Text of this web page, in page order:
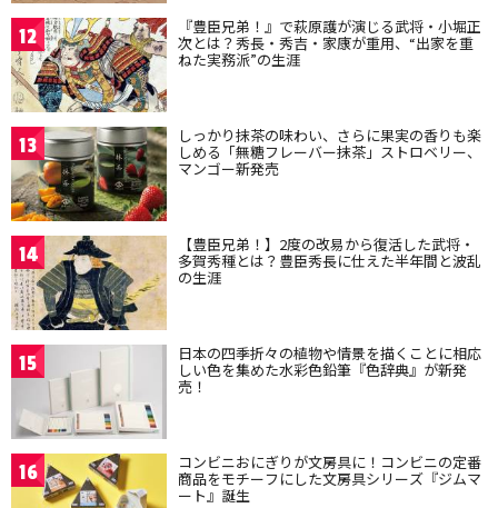
12 『豊臣兄弟！』で萩原護が演じる武将・小堀正
次とは？秀長・秀吉・家康が重用、“出家を重
ねた実務派”の生涯
13 しっかり抹茶の味わい、さらに果実の香りも楽
しめる「無糖フレーバー抹茶」ストロベリー、
マンゴー新発売
14 【豊臣兄弟！】2度の改易から復活した武将・
多賀秀種とは？豊臣秀長に仕えた半年間と波乱
の生涯
15 日本の四季折々の植物や情景を描くことに相応
しい色を集めた水彩色鉛筆『色辞典』が新発
売！
16 コンビニおにぎりが文房具に！コンビニの定番
商品をモチーフにした文房具シリーズ『ジムマ
ート』誕生